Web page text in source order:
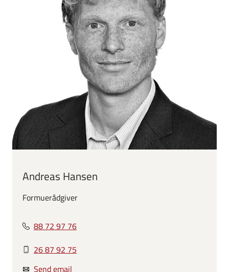
Andreas Hansen
Formuerådgiver
88 72 97 76
26 87 92 75
Send email